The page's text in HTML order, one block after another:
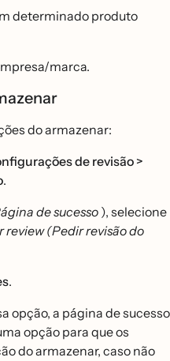
determinado produto
marca.
do armazenar:
de revisão >
.
de sucesso ), selecione
review (Pedir revisão do
.
opção, a página de sucesso
opção para que os
do armazenar, caso não